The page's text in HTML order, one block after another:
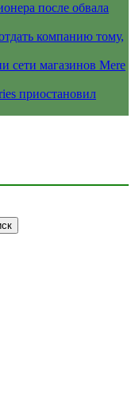
после обвала
компанию тому,
сети магазинов Mere
приостановил